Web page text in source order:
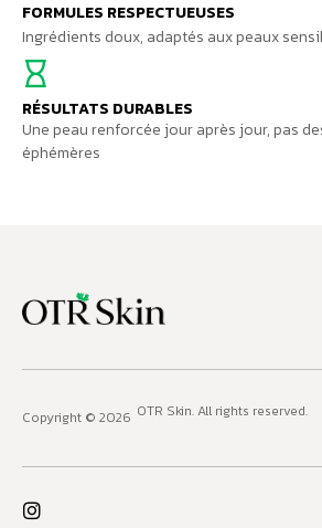
FORMULES RESPECTUEUSES
Ingrédients doux, adaptés aux peaux
RÉSULTATS DURABLES
Une peau renforcée jour après jour, pas
éphémères
Copyright © 2026 OTR Skin. All rights reserved.